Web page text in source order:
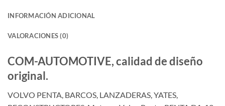
INFORMACIÓN ADICIONAL
VALORACIONES (0)
COM-AUTOMOTIVE, calidad de diseño
original.
VOLVO PENTA, BARCOS, LANZADERAS, YATES,